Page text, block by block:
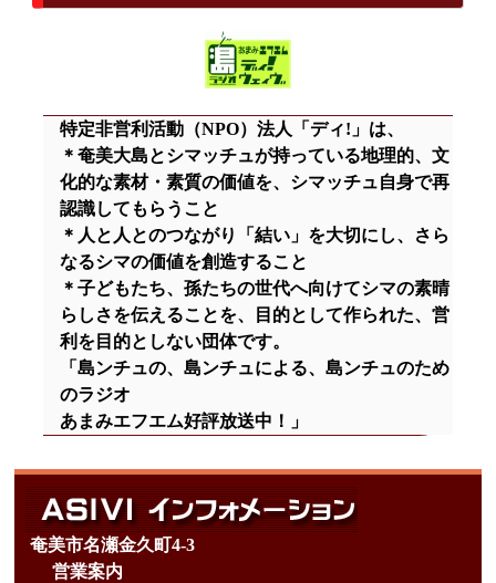
特定非営利活動（NPO）法人「ディ!」は、
＊奄美大島とシマッチュが持っている地理的、文
化的な素材・素質の価値を、シマッチュ自身で再
認識してもらうこと
＊人と人とのつながり「結い」を大切にし、さら
なるシマの価値を創造すること
＊子どもたち、孫たちの世代へ向けてシマの素晴
らしさを伝えることを、目的として作られた、営
利を目的としない団体です。
「島ンチュの、島ンチュによる、島ンチュのため
のラジオ
あまみエフエム好評放送中！」
奄美市名瀬金久町4-3
営業案内